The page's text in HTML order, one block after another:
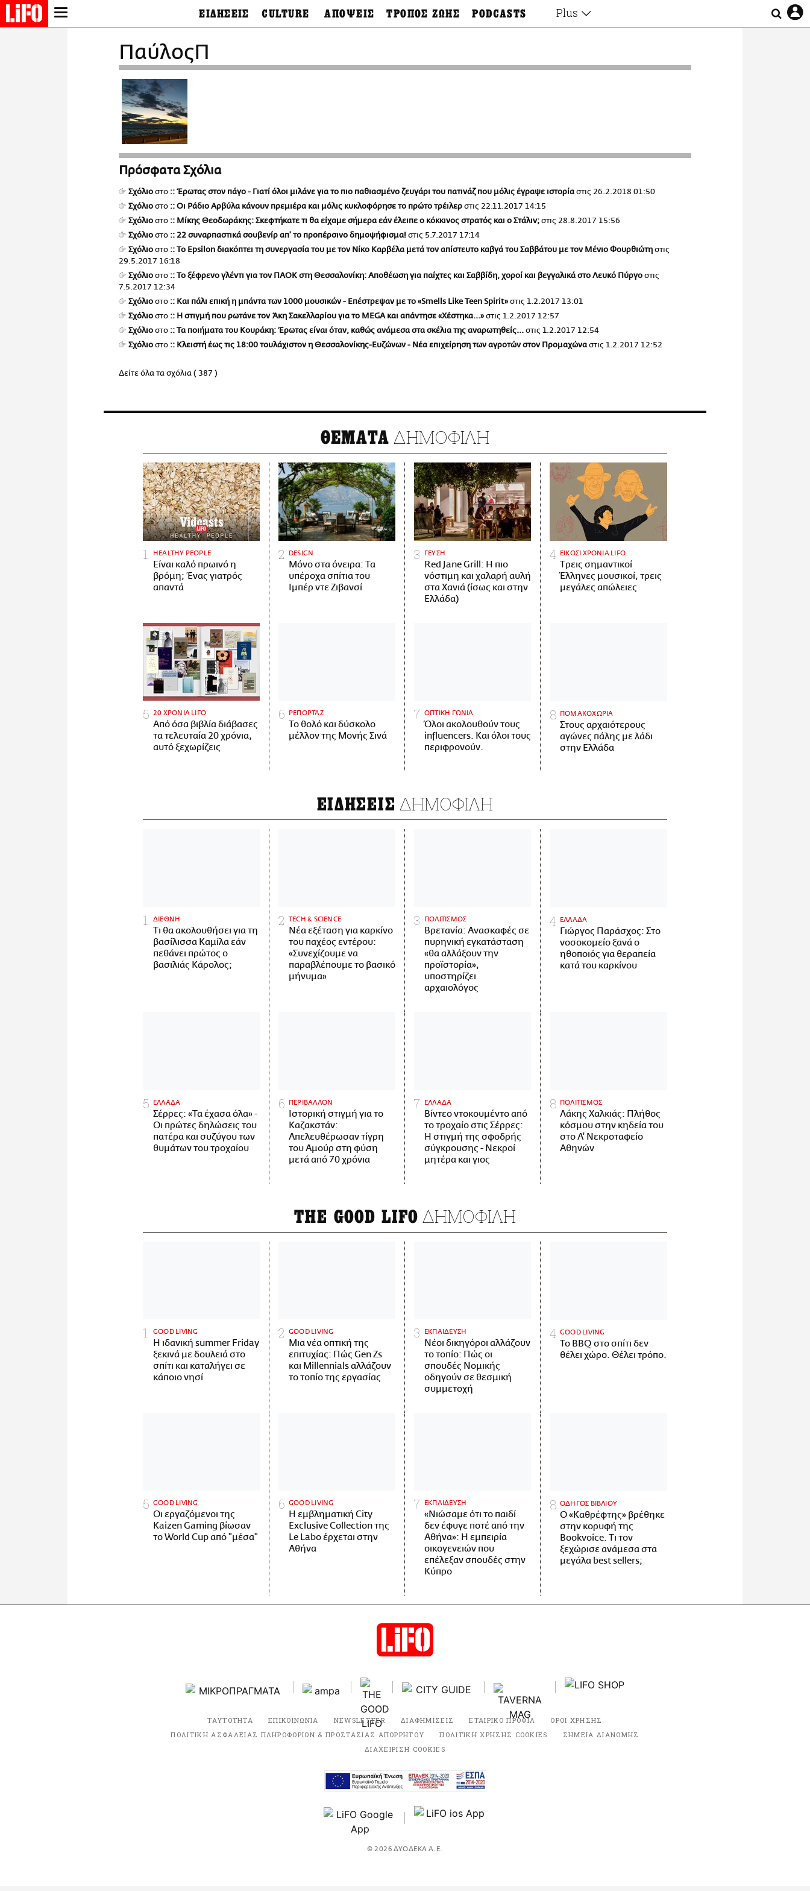
περιεχόμενο
NEWSLETTER
ΜΙΚΡΟΠΡΑΓΜΑΤΑ
THE GOOD LIFO
LIFOLAND
CITY GUIDE
ΑΜΠΑ
PRINT
ΕΙΔΗΣΕΙΣ
Διεθνή
Πολιτική
Science
European Lifo
CULTURE ΑΠΟΨΕΙΣ ΤΡΟΠΟΣ ΖΩΗΣ PODCASTS
Αληθινά Εγκλήματα
LiFO Politics
Το κρασί με απλά
λόγια
Ζούμε, ρε!
Plus
ΠαύλοςΠ
Πρόσφατα Σχόλια
Σχόλιοστο :: Έρωτας στον πάγο - Γιατί όλοι μιλάνε για το πιο παθιασμένο ζευγάρι του πατινάζ που μόλις έγραψε ιστορίαστις 26.2.2018 01:50
Σχόλιοστο :: Οι Ράδιο Αρβύλα κάνουν πρεμιέρα και μόλις κυκλοφόρησε το πρώτο τρέιλερστις 22.11.2017 14:15
Σχόλιοστο :: Μίκης Θεοδωράκης: Σκεφτήκατε τι θα είχαμε σήμερα εάν έλειπε ο κόκκινος στρατός και ο Στάλιν;στις 28.8.2017 15:56
Σχόλιοστο :: 22 συναρπαστικά σουβενίρ απ' το προπέρσινο δημοψήφισμα!στις 5.7.2017 17:14
Σχόλιοστο :: Το Epsilon διακόπτει τη συνεργασία του με τον Νίκο Καρβέλα μετά τον απίστευτο καβγά του Σαββάτου με τον Μένιο Φουρθιώτηστις
29.5.2017 16:18
Σχόλιοστο :: Το ξέφρενο γλέντι για τον ΠΑΟΚ στη Θεσσαλονίκη: Αποθέωση για παίχτες και Σαββίδη, χοροί και βεγγαλικά στο Λευκό Πύργοστις
7.5.2017 12:34
Σχόλιοστο :: Και πάλι επική η μπάντα των 1000 μουσικών - Επέστρεψαν με το «Smells Like Teen Spirit»στις 1.2.2017 13:01
Σχόλιοστο :: Η στιγμή που ρωτάνε τον Άκη Σακελλαρίου για το MEGA και απάντησε «Χέστηκα...»στις 1.2.2017 12:57
Σχόλιοστο :: Τα ποιήματα του Κουράκη: Έρωτας είναι όταν, καθώς ανάμεσα στα σκέλια της αναρωτηθείς...στις 1.2.2017 12:54
Σχόλιοστο :: Κλειστή έως τις 18:00 τουλάχιστον η Θεσσαλονίκης-Ευζώνων - Νέα επιχείρηση των αγροτών στον Προμαχώναστις 1.2.2017 12:52
Δείτε όλα τα σχόλια ( 387 )
ΘΕΜΑΤΑ ΔΗΜΟΦΙΛΗ
HEALTHY PEOPLE
Είναι καλό πρωινό η
βρόμη; Ένας γιατρός
απαντά
DESIGN
Μόνο στα όνειρα: Τα
υπέροχα σπίτια του
Ιμπέρ ντε Ζιβανσί
ΓΕΥΣΗ
Red Jane Grill: Η πιο
νόστιμη και χαλαρή αυλή
στα Χανιά (ίσως και στην
Ελλάδα)
ΕΙΚΟΣΙ ΧΡΟΝΙΑ LIFO
Tρεις σημαντικοί
Έλληνες μουσικοί, τρεις
μεγάλες απώλειες
20 ΧΡΟΝΙΑ LIFO
Από όσα βιβλία διάβασες
τα τελευταία 20 χρόνια,
αυτό ξεχωρίζεις
ΡΕΠΟΡΤΑΖ
Το θολό και δύσκολο
μέλλον της Μονής Σινά
ΟΠΤΙΚΗ ΓΩΝΙΑ
Όλοι ακολουθούν τους
influencers. Και όλοι τους
περιφρονούν.
ΠΟΜΑΚΟΧΩΡΙΑ
Στους αρχαιότερους
αγώνες πάλης με λάδι
στην Ελλάδα
ΕΙΔΗΣΕΙΣ ΔΗΜΟΦΙΛΗ
ΔΙΕΘΝΗ
Τι θα ακολουθήσει για τη
βασίλισσα Καμίλα εάν
πεθάνει πρώτος ο
βασιλιάς Κάρολος;
ΤECH & SCIENCE
Νέα εξέταση για καρκίνο
του παχέος εντέρου:
«Συνεχίζουμε να
παραβλέπουμε το βασικό
μήνυμα»
ΠΟΛΙΤΙΣΜΟΣ
Βρετανία: Ανασκαφές σε
πυρηνική εγκατάσταση
«θα αλλάξουν την
προϊστορία»,
υποστηρίζει
αρχαιολόγος
ΕΛΛΑΔΑ
Γιώργος Παράσχος: Στο
νοσοκομείο ξανά ο
ηθοποιός για θεραπεία
κατά του καρκίνου
ΕΛΛΑΔΑ
Σέρρες: «Τα έχασα όλα» -
Οι πρώτες δηλώσεις του
πατέρα και συζύγου των
θυμάτων του τροχαίου
ΠΕΡΙΒΑΛΛΟΝ
Ιστορική στιγμή για το
Καζακστάν:
Απελευθέρωσαν τίγρη
του Αμούρ στη φύση
μετά από 70 χρόνια
ΕΛΛΑΔΑ
Βίντεο ντοκουμέντο από
το τροχαίο στις Σέρρες:
Η στιγμή της σφοδρής
σύγκρουσης - Νεκροί
μητέρα και γιος
ΠΟΛΙΤΙΣΜΟΣ
Λάκης Χαλκιάς: Πλήθος
κόσμου στην κηδεία του
στο Α' Νεκροταφείο
Αθηνών
THE GOOD LIFO ΔΗΜΟΦΙΛΗ
GOOD LIVING
Η ιδανική summer Friday
ξεκινά με δουλειά στο
σπίτι και καταλήγει σε
κάποιο νησί
GOOD LIVING
Μια νέα οπτική της
επιτυχίας: Πώς Gen Zs
και Millennials αλλάζουν
το τοπίο της εργασίας
ΕΚΠΑΙΔΕΥΣΗ
Νέοι δικηγόροι αλλάζουν
το τοπίο: Πώς οι
σπουδές Νομικής
οδηγούν σε θεσμική
συμμετοχή
GOOD LIVING
Το BBQ στο σπίτι δεν
θέλει χώρο. Θέλει τρόπο.
GOOD LIVING
Οι εργαζόμενοι της
Kaizen Gaming βίωσαν
το World Cup από "μέσα"
GOOD LIVING
Η εμβληματική City
Exclusive Collection της
Le Labo έρχεται στην
Αθήνα
ΕΚΠΑΙΔΕΥΣΗ
«Νιώσαμε ότι το παιδί
δεν έφυγε ποτέ από την
Αθήνα»: Η εμπειρία
οικογενειών που
επέλεξαν σπουδές στην
Κύπρο
ΟΔΗΓΟΣ ΒΙΒΛΙΟΥ
Ο «Καθρέφτης» βρέθηκε
στην κορυφή της
Bookvoice. Τι τον
ξεχώρισε ανάμεσα στα
μεγάλα best sellers;
ΤΑΥΤΟΤΗΤΑ ΕΠΙΚΟΙΝΩΝΙΑ NEWSLETTER ΔΙΑΦΗΜΙΣΕΙΣ ΕΤΑΙΡΙΚΟ ΠΡΟΦΙΛ
ΟΡΟΙ ΧΡΗΣΗΣ
ΠΟΛΙΤΙΚΗ ΑΣΦΑΛΕΙΑΣ ΠΛΗΡΟΦΟΡΙΩΝ & ΠΡΟΣΤΑΣΙΑΣ ΑΠΟΡΡΗΤΟΥ
ΠΟΛΙΤΙΚΗ ΧΡΗΣΗΣ COOKIES
ΣΗΜΕΙΑ ΔΙΑΝΟΜΗΣ
ΔΙΑΧΕΙΡΙΣΗ COOKIES
© 2026 ΔΥΟΔΕΚΑ Α.Ε.